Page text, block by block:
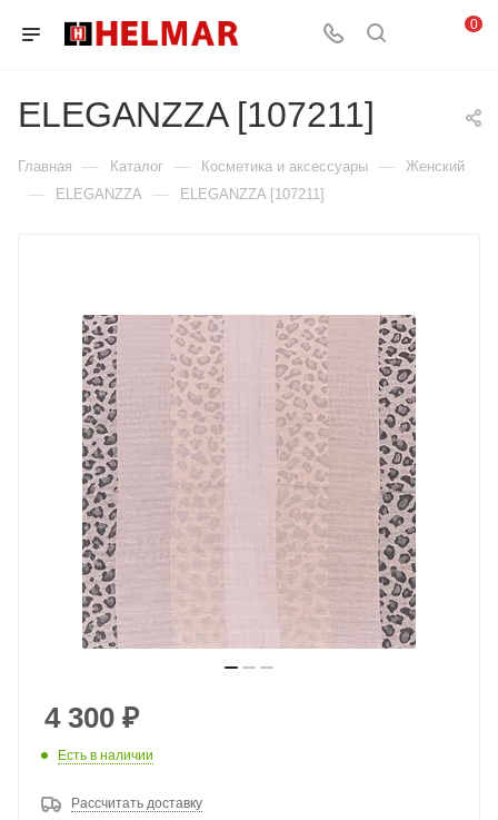
0
ELEGANZZA [107211]
Главная — Каталог — Косметика и аксессуары — Женский
— ELEGANZZA — ELEGANZZA [107211]
4 300 ₽
Есть в наличии
Рассчитать доставку